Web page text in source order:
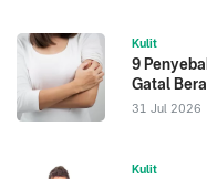
Kulit
9
Gatal
31 Jul 2026
Kulit